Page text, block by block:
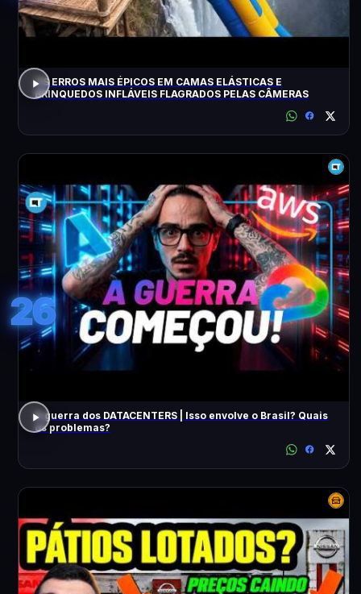
OS ERROS MAIS ÉPICOS EM CAMAS ELÁSTICAS E
BRINQUEDOS INFLÁVEIS FLAGRADOS PELAS CÂMERAS
26
A guerra dos DATACENTERS | Isso envolve o Brasil? Quais
os problemas?